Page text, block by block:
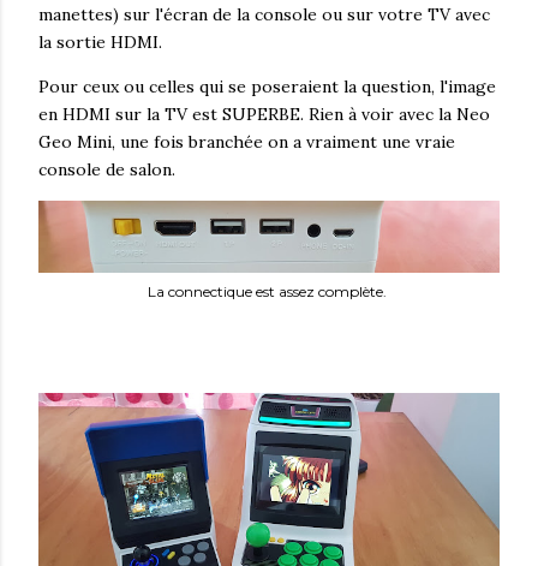
manettes) sur l'écran de la console ou sur votre TV avec
la sortie HDMI.
Pour ceux ou celles qui se poseraient la question, l'image
en HDMI sur la TV est SUPERBE. Rien à voir avec la Neo
Geo Mini, une fois branchée on a vraiment une vraie
console de salon.
La connectique est assez complète.